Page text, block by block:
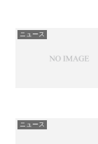
ニュース
ニュース